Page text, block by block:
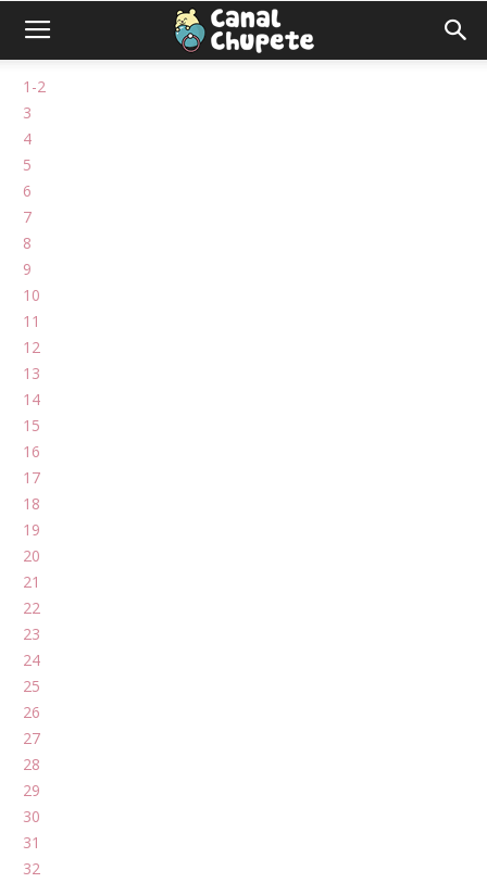
1-2
3
4
5
6
7
8
9
10
11
12
13
14
15
16
17
18
19
20
21
22
23
24
25
26
27
28
29
30
31
32